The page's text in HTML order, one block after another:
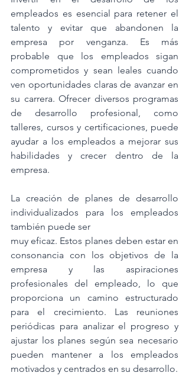
empleados es esencial para retener el
talento y evitar que abandonen la
empresa por venganza. Es más
probable que los empleados sigan
comprometidos y sean leales cuando
ven oportunidades claras de avanzar en
su carrera. Ofrecer diversos programas
de desarrollo profesional, como
talleres, cursos y certificaciones, puede
ayudar a los empleados a mejorar sus
habilidades y crecer dentro de la
empresa.
La creación de planes de desarrollo
individualizados para los empleados
también puede ser
muy eficaz. Estos planes deben estar en
consonancia con los objetivos de la
empresa y las aspiraciones
profesionales del empleado, lo que
proporciona un camino estructurado
para el crecimiento. Las reuniones
periódicas para analizar el progreso y
ajustar los planes según sea necesario
pueden mantener a los empleados
motivados y centrados en su desarrollo.